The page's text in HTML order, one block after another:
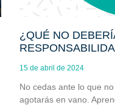
¿QUÉ NO
15 de abril de 2024
No cedas ante lo que
agotarás en vano.